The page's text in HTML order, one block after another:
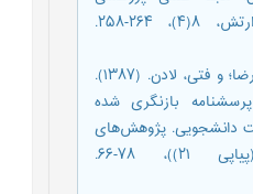
دانشگاه علوم پزشکی ارتش، ۸(۴)، ۲۶۴-۲۵۸.
محمدی، ابوالفضل؛ زمانی، رضا؛ و فتی، لادن. (۱۳۸۷).
بازنگری شده
دانشجویی. پژوهش‌های
روان‌شناختی، ۱۱(۱-۲ (پیاپی ۲۱))، ۷۸-۶۶.